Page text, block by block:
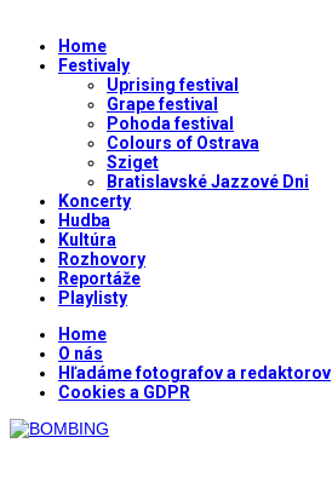
Home
Festivaly
Uprising festival
Grape festival
Pohoda festival
Colours of Ostrava
Sziget
Bratislavské Jazzové Dni
Koncerty
Hudba
Kultúra
Rozhovory
Reportáže
Playlisty
Home
O nás
Hľadáme fotografov a redaktorov
Cookies a GDPR